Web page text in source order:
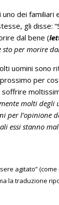
dei familiari
gli disse:
dal bene (
sto per morire
uomini sono
per
soffrire
molti degli
per l’opinione
essi stanno
agitato” (come
la traduzione